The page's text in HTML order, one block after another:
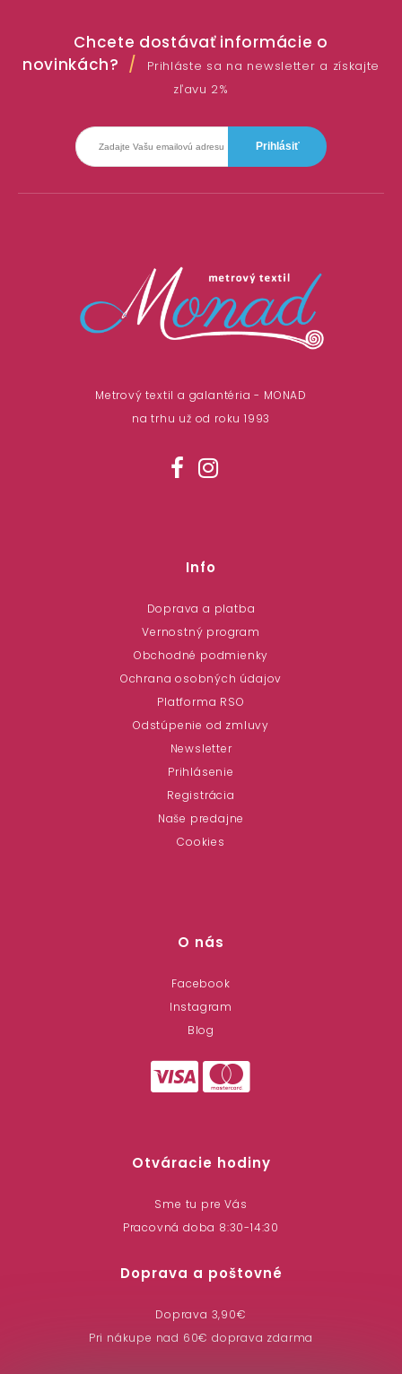
Chcete dostávať informácie o
novinkách?
Prihláste sa na newsletter a získajte
zľavu 2%
Metrový textil a galantéria - MONAD
na trhu už od roku 1993
Info
Doprava a platba
Vernostný program
Obchodné podmienky
Ochrana osobných údajov
Platforma RSO
Odstúpenie od zmluvy
Newsletter
Prihlásenie
Registrácia
Naše predajne
Cookies
O nás
Facebook
Instagram
Blog
Otváracie hodiny
Sme tu pre Vás
Pracovná doba 8:30-14:30
Doprava a poštovné
Doprava 3,90€
Pri nákupe nad 60€ doprava zdarma